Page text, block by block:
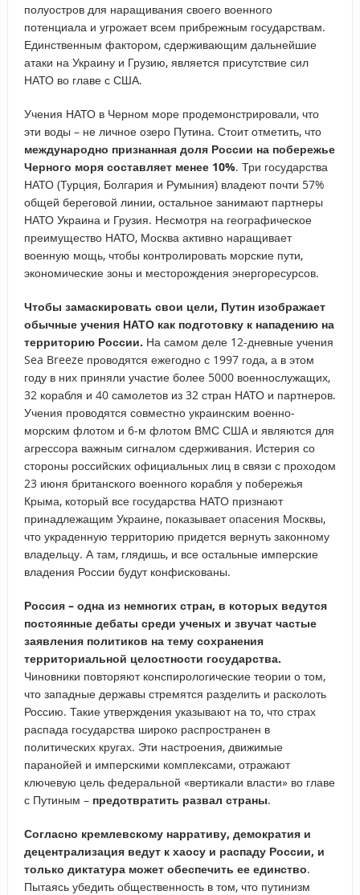
полуостров для наращивания своего военного
потенциала и угрожает всем прибрежным государствам.
Единственным фактором, сдерживающим дальнейшие
атаки на Украину и Грузию, является присутствие сил
НАТО во главе с США.
Учения НАТО в Черном море продемонстрировали, что
эти воды – не личное озеро Путина. Стоит отметить, что
международно признанная доля России на побережье
Черного моря составляет менее 10%. Три государства
НАТО (Турция, Болгария и Румыния) владеют почти 57%
общей береговой линии, остальное занимают партнеры
НАТО Украина и Грузия. Несмотря на географическое
преимущество НАТО, Москва активно наращивает
военную мощь, чтобы контролировать морские пути,
экономические зоны и месторождения энергоресурсов.
Чтобы замаскировать свои цели, Путин изображает
обычные учения НАТО как подготовку к нападению на
территорию России. На самом деле 12-дневные учения
Sea Breeze проводятся ежегодно с 1997 года, а в этом
году в них приняли участие более 5000 военнослужащих,
32 корабля и 40 самолетов из 32 стран НАТО и партнеров.
Учения проводятся совместно украинским военно-
морским флотом и 6-м флотом ВМС США и являются для
агрессора важным сигналом сдерживания. Истерия со
стороны российских официальных лиц в связи с проходом
23 июня британского военного корабля у побережья
Крыма, который все государства НАТО признают
принадлежащим Украине, показывает опасения Москвы,
что украденную территорию придется вернуть законному
владельцу. А там, глядишь, и все остальные имперские
владения России будут конфискованы.
Россия – одна из немногих стран, в которых ведутся
постоянные дебаты среди ученых и звучат частые
заявления политиков на тему сохранения
территориальной целостности государства.
Чиновники повторяют конспирологические теории о том,
что западные державы стремятся разделить и расколоть
Россию. Такие утверждения указывают на то, что страх
распада государства широко распространен в
политических кругах. Эти настроения, движимые
паранойей и имперскими комплексами, отражают
ключевую цель федеральной «вертикали власти» во главе
с Путиным – предотвратить развал страны.
Согласно кремлевскому нарративу, демократия и
децентрализация ведут к хаосу и распаду России, и
только диктатура может обеспечить ее единство.
Пытаясь убедить общественность в том, что путинизм